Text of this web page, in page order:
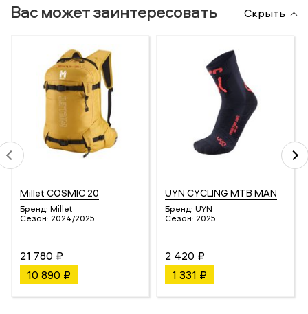
Вас может заинтересовать Скрыть
Millet COSMIC 20
Бренд: Millet
Сезон: 2024/2025
21 780 ₽
10 890 ₽
UYN CYCLING MTB MAN
Бренд: UYN
Сезон: 2025
2 420 ₽
1 331 ₽